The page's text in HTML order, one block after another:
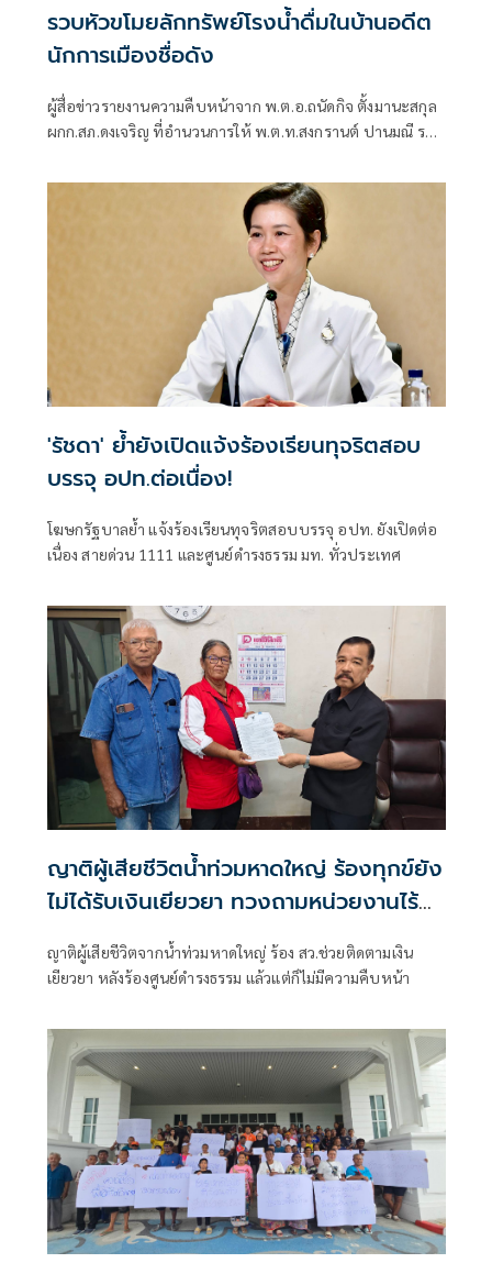
รวบหัวขโมยลักทรัพย์โรงน้ำดื่มในบ้านอดีต
นักการเมืองชื่อดัง
ผู้สื่อข่าวรายงานความคืบหน้าจาก พ.ต.อ.ถนัดกิจ ตั้งมานะสกุล
ผกก.สภ.ดงเจริญ ที่อำนวนการให้ พ.ต.ท.สงกรานต์ ปานมณี รอง
ตามจับคนร้ายจากกรณีที่เมื่อวันที่ 21 ก.ค 69 เวลา 07.40 น. ได้
รับแจ้งว่ามีเหตุลักทรัพย์ที่โรงผลิตน้ำดื่ม หมู่ที่ 6 ต.วังงิ้ว อ.ดง
เจริญ จ.พิจิตร ตำรวจจึงลงพื้นที่จุดเกิดเหตุซึ่งได้พบ น.ส.ธิติพร
'รัชดา' ย้ำยังเปิดแจ้งร้องเรียนทุจริตสอบ
บรรจุ อปท.ต่อเนื่อง!
โฆษกรัฐบาลย้ำ แจ้งร้องเรียนทุจริตสอบบรรจุ อปท. ยังเปิดต่อ
เนื่อง สายด่วน 1111 และศูนย์ดำรงธรรม มท. ทั่วประเทศ
ญาติผู้เสียชีวิตน้ำท่วมหาดใหญ่ ร้องทุกข์ยัง
ไม่ได้รับเงินเยียวยา ทวงถามหน่วยงานไร้คำ
ญาติผู้เสียชีวิตจากน้ำท่วมหาดใหญ่ ร้อง สว.ช่วยติดตามเงิน
เยียวยา หลังร้องศูนย์ดำรงธรรม แล้วแต่ก็ไม่มีความคืบหน้า